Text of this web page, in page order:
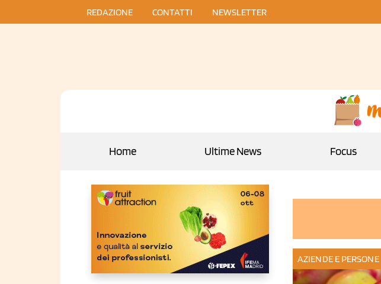
REDAZIONE CONTATTI NEWSLETTER
Home Ultime News Focus
AZIENDE E PERSONE